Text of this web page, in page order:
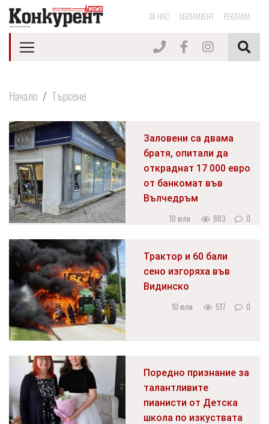
ЗА НАС АБОНАМЕНТ РЕКЛАМА
Начало Търсене
Заловени са двама
братя, опитали да
откраднат 17 000 евро
от банкомат във
Вълчедръм
10 юли 883 0
Трактор и 60 бали
сено изгоряха във
Видинско
10 юли 517 0
Поредно признание за
талантливите
пианисти от Детска
школа по изкуствата